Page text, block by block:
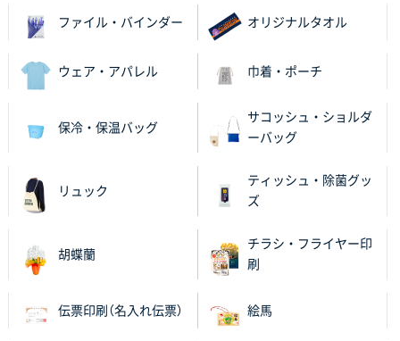
千葉県M社様
2025年11月06日 14:57
営業ご担当者さまより、ご丁寧なサポートをいただ
き、他のネット印刷サービスよりも安心して購入まで
進められました。
【ポリ袋】特別ご注文ページ
3000枚
昨年利用した時に、納期と金額面でかなり業者さんを
比較して決めさせていただきました。 昨年注文分も、
納期がギリギリだったにも関わらず、丁寧に対応して
対応を頂いており助かっております。
ファイル・バインダー オリジナルタオル
ウェア・アパレル 巾着・ポーチ
保冷・保温バッグ
サコッシュ・ショルダ
ーバッグ
リュック
ティッシュ・除菌グッ
ズ
胡蝶蘭
チラシ・フライヤー印
刷
伝票印刷（名入れ伝票） 絵馬